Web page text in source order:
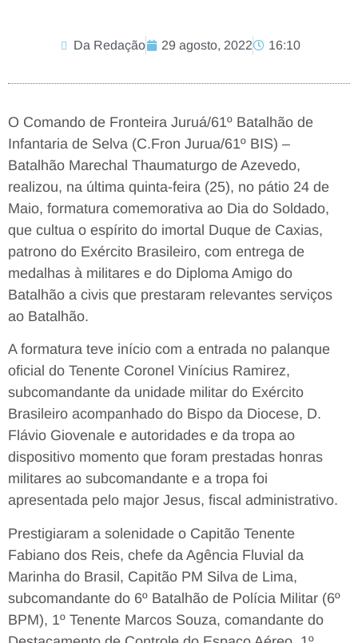
Da Redação 29 agosto, 2022 16:10
O Comando de Fronteira Juruá/61º Batalhão de
Infantaria de Selva (C.Fron Jurua/61º BIS) –
Batalhão Marechal Thaumaturgo de Azevedo,
realizou, na última quinta-feira (25), no pátio 24 de
Maio, formatura comemorativa ao Dia do Soldado,
que cultua o espírito do imortal Duque de Caxias,
patrono do Exército Brasileiro, com entrega de
medalhas à militares e do Diploma Amigo do
Batalhão a civis que prestaram relevantes serviços
ao Batalhão.
A formatura teve início com a entrada no palanque
oficial do Tenente Coronel Vinícius Ramirez,
subcomandante da unidade militar do Exército
Brasileiro acompanhado do Bispo da Diocese, D.
Flávio Giovenale e autoridades e da tropa ao
dispositivo momento que foram prestadas honras
militares ao subcomandante e a tropa foi
apresentada pelo major Jesus, fiscal administrativo.
Prestigiaram a solenidade o Capitão Tenente
Fabiano dos Reis, chefe da Agência Fluvial da
Marinha do Brasil, Capitão PM Silva de Lima,
subcomandante do 6º Batalhão de Polícia Militar (6º
BPM), 1º Tenente Marcos Souza, comandante do